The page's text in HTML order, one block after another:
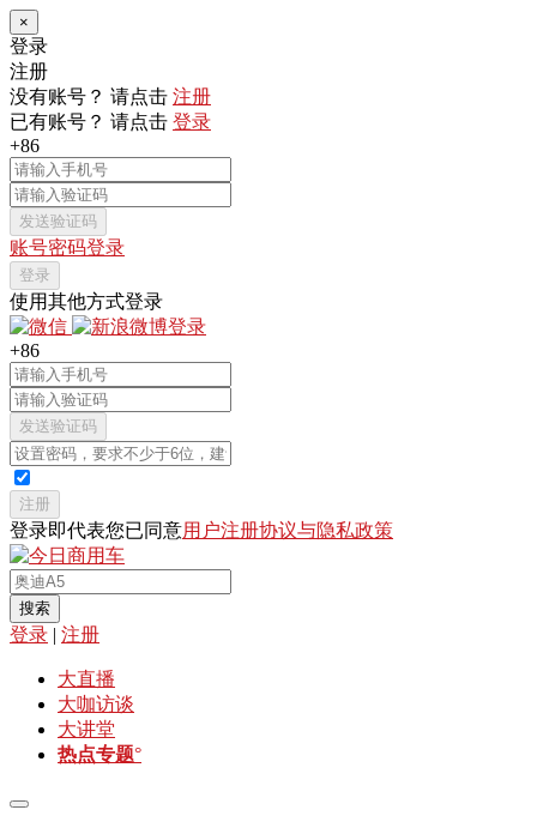
×
登录
注册
没有账号？ 请点击 注册
已有账号？ 请点击 登录
+86
发送验证码
账号密码登录
登录
使用其他方式登录
+86
发送验证码
注册
登录即代表您已同意用户注册协议与隐私政策
搜索
登录 | 注册
大直播
大咖访谈
大讲堂
热点专题°